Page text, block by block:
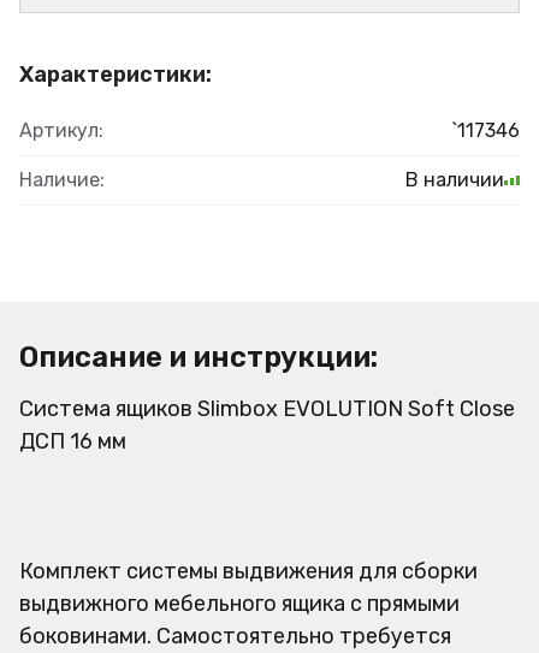
Характеристики:
Артикул: `117346
Наличие: В наличии
Описание и инструкции:
Система ящиков Slimbox EVOLUTION Soft Close
ДСП 16 мм
Комплект системы выдвижения для сборки
выдвижного мебельного ящика с прямыми
боковинами. Самостоятельно требуется